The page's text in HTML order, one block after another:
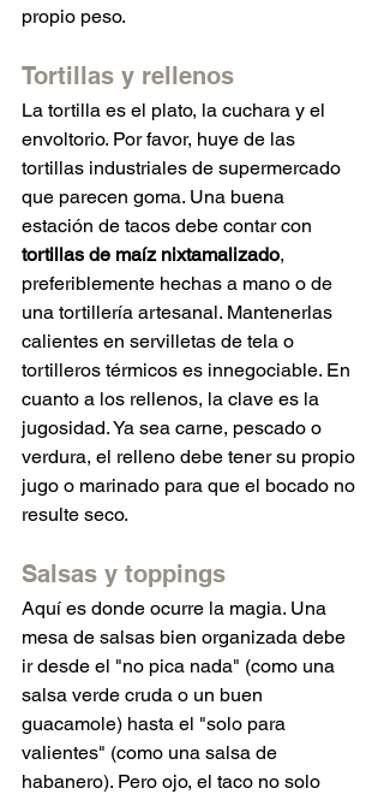
propio peso.
Tortillas y rellenos
La tortilla es el plato, la cuchara y el
envoltorio. Por favor, huye de las
tortillas industriales de supermercado
que parecen goma. Una buena
estación de tacos debe contar con
tortillas de maíz nixtamalizado,
preferiblemente hechas a mano o de
una tortillería artesanal. Mantenerlas
calientes en servilletas de tela o
tortilleros térmicos es innegociable. En
cuanto a los rellenos, la clave es la
jugosidad. Ya sea carne, pescado o
verdura, el relleno debe tener su propio
jugo o marinado para que el bocado no
resulte seco.
Salsas y toppings
Aquí es donde ocurre la magia. Una
mesa de salsas bien organizada debe
ir desde el "no pica nada" (como una
salsa verde cruda o un buen
guacamole) hasta el "solo para
valientes" (como una salsa de
habanero). Pero ojo, el taco no solo